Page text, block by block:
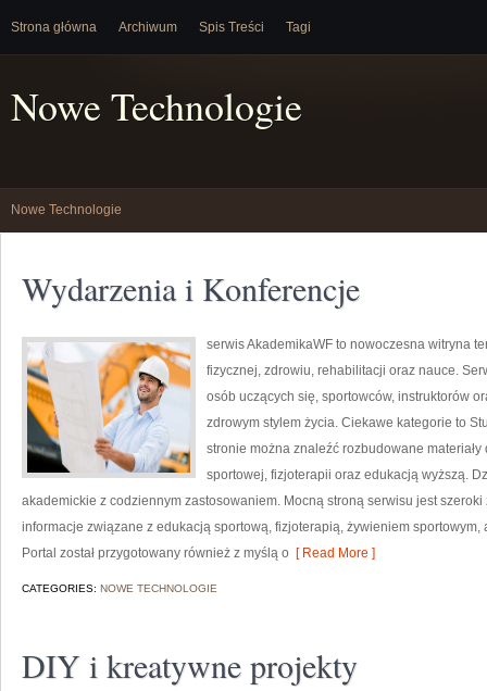
Strona główna Archiwum Spis Treści Tagi
Nowe Technologie
Nowe Technologie
Wydarzenia i Konferencje
serwis AkademikaWF to nowoczesna witryna
fizycznej, zdrowiu, rehabilitacji oraz nauce.
osób uczących się, sportowców, instruktorów
zdrowym stylem życia. Ciekawe kategorie to
stronie można znaleźć rozbudowane
sportowej, fizjoterapii oraz edukacją wyższą.
akademickie z codziennym zastosowaniem. Mocną stroną serwisu jest
informacje związane z edukacją sportową, fizjoterapią, żywieniem
Portal został przygotowany również z myślą o [ Read More ]
CATEGORIES: NOWE TECHNOLOGIE
DIY i kreatywne projekty